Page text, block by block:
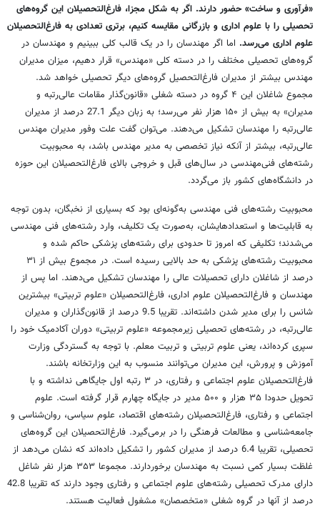
«فرآوری و ساخت» حضور دارند. اگر به شکل مجزا، فارغ‌التحصیلان این گروه‌های
تحصیلی را با علوم اداری و بازرگانی مقایسه کنیم، برتری تعدادی به فارغ‌التحصیلان
علوم اداری می‌رسد. اما اگر مهندسان را در یک قالب کلی ببینیم و مهندسان در
گروه‌های تحصیلی مختلف را در دسته کلی «مهندس» قرار دهیم، میزان مدیران
مهندس بیشتر از مدیران فارغ‌التحصیل گروه‌های دیگر تحصیلی خواهد شد.
مجموع شاغلان این ۴ گروه در دسته شغلی «قانون‌گذار مقامات عالی‌رتبه و
مدیران» به بیش از ۱۵۰ هزار نفر می‌رسد؛ به زبان دیگر 27.1 درصد از مدیران
عالی‌رتبه را مهندسان تشکیل می‌دهند. می‌توان گفت علت وفور مدیران مهندس
عالی‌رتبه، بیشتر از آنکه نیاز تخصصی به مدیر مهندس باشد، به محبوبیت
رشته‌های فنی‌مهندسی در سال‌های قبل و خروجی بالای فارغ‌التحصیلان این حوزه
در دانشگاه‌های کشور باز می‌گردد.
محبوبیت رشته‌های فنی مهندسی به‌گونه‌ای بود که بسیاری از نخبگان، بدون توجه
به قابلیت‌ها و استعدادهایشان، به‌صورت یک تکلیف، وارد رشته‌های فنی مهندسی
می‌شدند؛ تکلیفی که امروز تا حدودی برای رشته‌های پزشکی حاکم شده و
محبوبیت رشته‌های پزشکی به حد بالایی رسیده است. در مجموع بیش از ۳۱
درصد از شاغلان دارای تحصیلات عالی را مهندسان تشکیل می‌دهند. اما پس از
مهندسان و فارغ‌التحصیلان علوم اداری، فارغ‌التحصیلان «علوم تربیتی» بیشترین
شانس را برای مدیر شدن داشته‌اند. تقریبا 9.5 درصد از قانون‌گذاران و مدیران
عالی‌رتبه، در رشته‌های تحصیلی زیرمجموعه «علوم تربیتی» دوران آکادمیک خود را
سپری کرده‌اند، یعنی علوم تربیتی و تربیت معلم. با توجه به گستردگی وزارت
آموزش و پرورش، این مدیران می‌توانند منسوب به این وزارتخانه باشند.
فارغ‌التحصیلان علوم اجتماعی و رفتاری، در ۳ رتبه اول جایگاهی نداشته و با
تحویل حدودا ۳۵ هزار و ۵۰۰ مدیر در جایگاه چهارم قرار گرفته است. علوم
اجتماعی و رفتاری، فارغ‌التحصیلان رشته‌های اقتصاد، علوم سیاسی، روان‌شناسی و
جامعه‌شناسی و مطالعات فرهنگی را در برمی‌گیرد. فارغ‌التحصیلان این گروه‌های
تحصیلی، تقریبا 6.4 درصد از مدیران کشور را تشکیل داده‌اند که نشان می‌دهد از
غلظت بسیار کمی نسبت به مهندسان برخوردارند. مجموعا ۳۵۳ هزار نفر شاغل
دارای مدرک تحصیلی رشته‌های علوم اجتماعی و رفتاری وجود دارند که تقریبا 42.8
درصد از آنها در گروه شغلی «متخصصان» مشغول فعالیت هستند.